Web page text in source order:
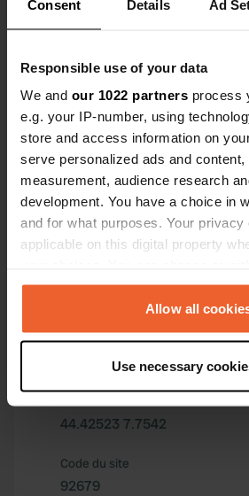
Consent Details Ad
Responsible use of your data
We and our 1022 partners process
e.g. your IP-number, using
store and access information on
serve personalized ads and content,
measurement, audience research
development. You have a choice in
and for what purposes. Your
applicable on this digital property
any time from the Cookie
the Privacy trigger icon.
Collect information about your
which can be accurate to within
Identify your device by actively
Find out more about how your
and set your preferences in the
Allow all
Use necessary
Es-tu déjà venu ici ?
Contact
Emplacement
Strada Provinciale 120
12047, Rocca de' Baldi, Italie
Coordonnées
44° 25' 31" N 7° 45' 15" E
44.42523 7.7542
Code du site
92679